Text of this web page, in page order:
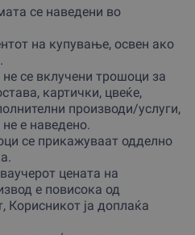
се наведени во
на купување, освен ако
се вклучени трошоци за
картички, цвеќе,
производи/услуги,
е наведено.
се прикажуваат одделно
цената на
е повисока од
Корисникот ја доплаќа